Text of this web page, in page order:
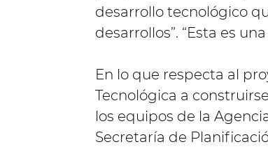
desarrollo tecnológico
desarrollos”. “Esta es
En lo que respecta al
Tecnológica a
los equipos de la
Secretaría de